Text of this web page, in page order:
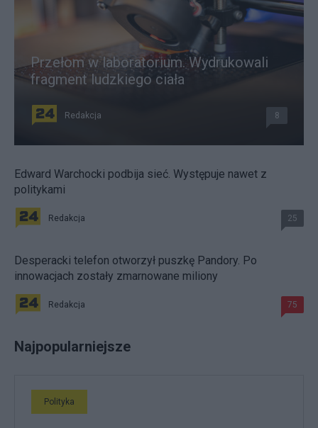
Przełom w laboratorium. Wydrukowali
fragment ludzkiego ciała
Redakcja 8
Edward Warchocki podbija sieć. Występuje nawet z
politykami
Redakcja 25
Desperacki telefon otworzył puszkę Pandory. Po
innowacjach zostały zmarnowane miliony
Redakcja 75
Najpopularniejsze
Polityka